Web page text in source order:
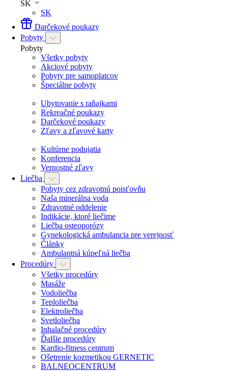
SK
SK
Darčekové poukazy
Pobyty
Pobyty
Všetky pobyty
Akciové pobyty
Pobyty pre samoplatcov
Špeciálne pobyty
Ubytovanie s raňajkami
Rekreačné poukazy
Darčekové poukazy
Zľavy a zľavové karty
Kultúrne podujatia
Konferencia
Vernostné zľavy
Liečba
Pobyty cez zdravotnú poisťovňu
Naša minerálna voda
Zdravotné oddelenie
Indikácie, ktoré liečime
Liečba osteoporózy
Gynekologická ambulancia pre verejnosť
Články
Ambulantná kúpeľná liečba
Procedúry
Všetky procedúry
Masáže
Vodoliečba
Teploliečba
Elektroliečba
Svetloliečba
Inhalačné procedúry
Ďalšie procedúry
Kardio-fitness centrum
Ošetrenie kozmetikou GERNETIC
BALNEOCENTRUM